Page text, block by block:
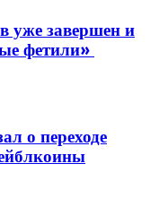
уже завершен и
фетили»
о переходе